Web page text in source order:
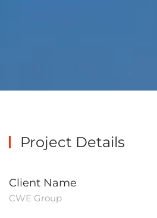
Project Details
Client Name
CWE Group